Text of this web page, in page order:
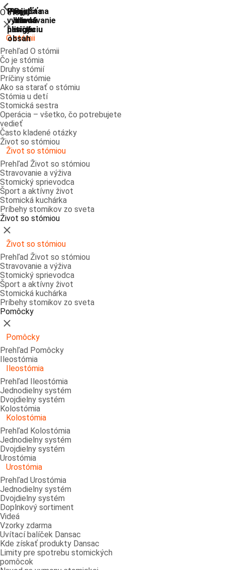
Prejsť na
vyhľadávanie
Prejsť na
hlavnú
navigáciu
Prejsť na
hlavnú
navigáciu
Prejsť
na
hlavný
obsah
Prejsť
na
pätičku
O stómii
ShowPrevious
Zatvoriť
O stómii
Prehľad O stómii
Čo je stómia
Druhy stómií
Príčiny stómie
Ako sa starať o stómiu
Stómia u detí
Stomická sestra
Operácia – všetko, čo potrebujete
vedieť
Často kladené otázky
Život so stómiou
ShowPrevious
Život so stómiou
Prehľad Život so stómiou
Stravovanie a výživa
Stomický sprievodca
Šport a aktívny život
Stomická kuchárka
Príbehy stomikov zo sveta
Život so stómiou
ShowPrevious
Zatvoriť
Život so stómiou
Prehľad Život so stómiou
Stravovanie a výživa
Stomický sprievodca
Šport a aktívny život
Stomická kuchárka
Príbehy stomikov zo sveta
Pomôcky
ShowPrevious
Zatvoriť
Pomôcky
Prehľad Pomôcky
Ileostómia
ShowPrevious
Ileostómia
Prehľad Ileostómia
Jednodielny systém
Dvojdielny systém
Kolostómia
ShowPrevious
Kolostómia
Prehľad Kolostómia
Jednodielny systém
Dvojdielny systém
Urostómia
ShowPrevious
Urostómia
Prehľad Urostómia
Jednodielny systém
Dvojdielny systém
Doplnkový sortiment
Videá
Vzorky zdarma
Uvítací balíček Dansac
Kde získať produkty Dansac
Limity pre spotrebu stomických
pomôcok
ShowPrevious